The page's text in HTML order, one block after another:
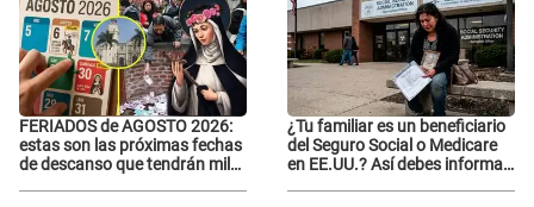
FERIADOS de AGOSTO 2026:
estas son las próximas fechas
de descanso que tendrán miles
¿Tu familiar es un beneficiario
del Seguro Social o Medicare
en EE.UU.? Así debes informar